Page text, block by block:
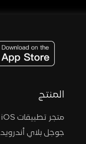
المنتج
متجر تطبيقات iOS
جوجل بلاي أندرويد